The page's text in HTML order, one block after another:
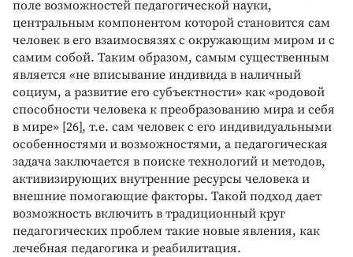
поле возможностей педагогической науки,
центральным компонентом которой становится сам
человек в его взаимосвязях с окружающим миром и с
самим собой. Таким образом, самым существенным
является «не вписывание индивида в наличный
социум, а развитие его субъектности» как «родовой
способности человека к преобразованию мира и себя
в мире» [26], т.е. сам человек с его индивидуальными
особенностями и возможностями, а педагогическая
задача заключается в поиске технологий и методов,
активизирующих внутренние ресурсы человека и
внешние помогающие факторы. Такой подход дает
возможность включить в традиционный круг
педагогических проблем такие новые явления, как
лечебная педагогика и реабилитация.